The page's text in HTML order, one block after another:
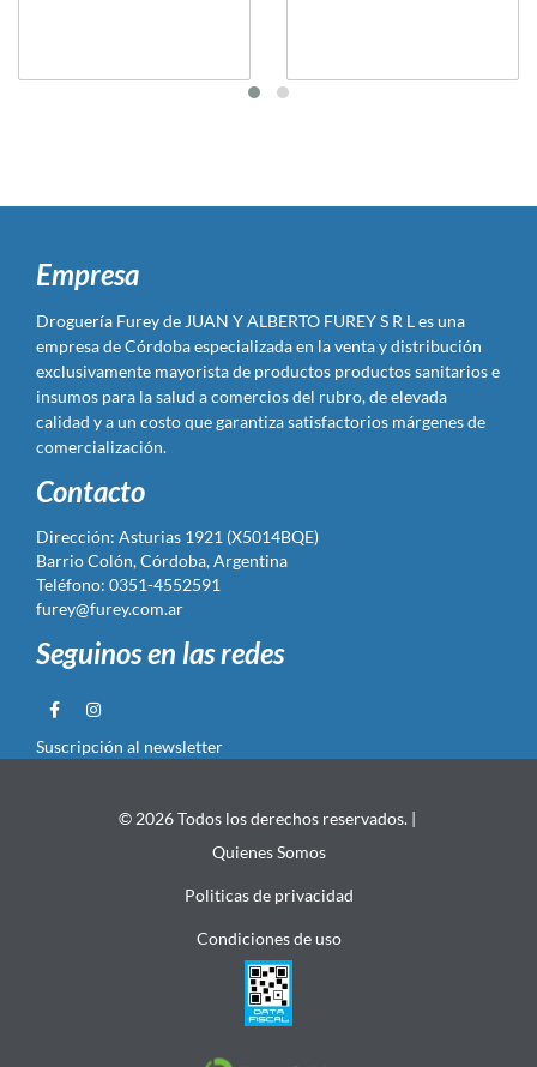
Empresa
Droguería Furey de JUAN Y ALBERTO FUREY S R L es una
empresa de Córdoba especializada en la venta y distribución
exclusivamente mayorista de productos productos sanitarios e
insumos para la salud a comercios del rubro, de elevada
calidad y a un costo que garantiza satisfactorios márgenes de
comercialización.
Contacto
Dirección: Asturias 1921 (X5014BQE)
Barrio Colón, Córdoba, Argentina
Teléfono: 0351-4552591
furey@furey.com.ar
Seguinos en las redes
Suscripción al newsletter
© 2026 Todos los derechos reservados. |
Quienes Somos
Politicas de privacidad
Condiciones de uso